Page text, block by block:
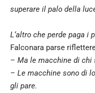
superare il palo della
L‘altro che perde paga i
Falconara parse
– Ma le macchine di chi
– Le macchine sono di
gli pare.